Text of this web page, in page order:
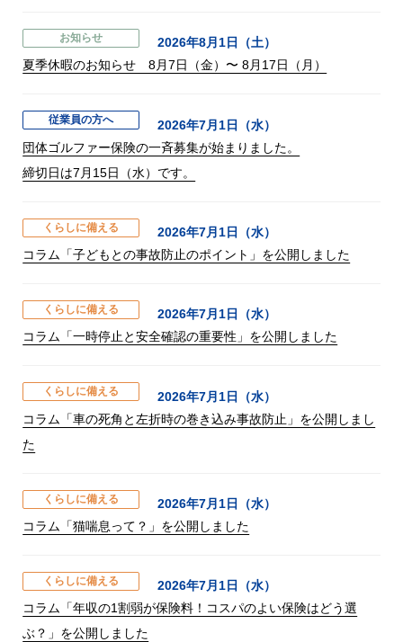
お知らせ
2026年8月1日（土）
夏季休暇のお知らせ 8月7日（金）〜 8月17日（月）
従業員の方へ
2026年7月1日（水）
団体ゴルファー保険の一斉募集が始まりました。
締切日は7月15日（水）です。
くらしに備える
2026年7月1日（水）
コラム「子どもとの事故防止のポイント」を公開しました
くらしに備える
2026年7月1日（水）
コラム「一時停止と安全確認の重要性」を公開しました
くらしに備える
2026年7月1日（水）
コラム「車の死角と左折時の巻き込み事故防止」を公開しまし
た
くらしに備える
2026年7月1日（水）
コラム「猫喘息って？」を公開しました
くらしに備える
2026年7月1日（水）
コラム「年収の1割弱が保険料！コスパのよい保険はどう選
ぶ？」を公開しました